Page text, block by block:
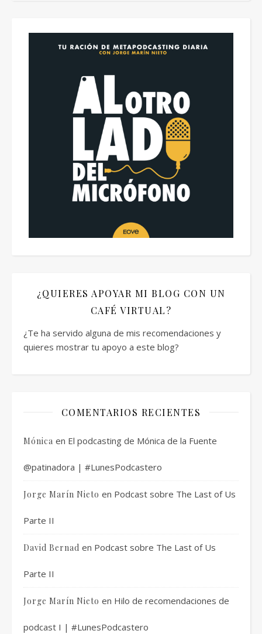
¿QUIERES APOYAR MI BLOG CON UN
CAFÉ VIRTUAL?
¿Te ha servido alguna de mis recomendaciones y
quieres mostrar tu apoyo a este blog?
COMENTARIOS RECIENTES
Mónica en El podcasting de Mónica de la Fuente
@patinadora | #LunesPodcastero
Jorge Marín Nieto en Podcast sobre The Last of Us
Parte II
David Bernad en Podcast sobre The Last of Us
Parte II
Jorge Marín Nieto en Hilo de recomendaciones de
podcast I | #LunesPodcastero